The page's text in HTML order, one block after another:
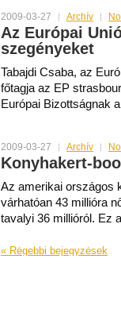
2009-03-27 Archív
Az Európai
szegényeket
Tabajdi Csaba, az
főtagja az EP
Európai Bizottságnak
2009-03-27 Archív
Konyhakert-
Az amerikai országos
várhatóan 43 millióra
tavalyi 36 millióról. Ez
« Rėgebbi bejegyzėsek